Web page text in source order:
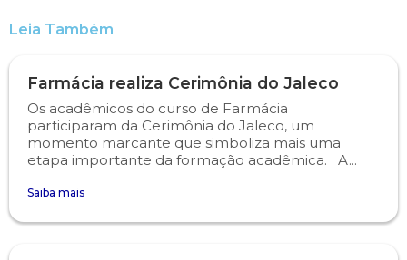
Leia Também
Farmácia realiza Cerimônia do Jaleco
Os acadêmicos do curso de Farmácia
participaram da Cerimônia do Jaleco, um
momento marcante que simboliza mais uma
etapa importante da formação acadêmica. A...
Saiba mais
Fisioterapia
Medicina
Medicina Veterinária
Odontologia
Manual de Trabalhos Acadêmicos
Minha Biblioteca
Núcleo de Apoio Psicopedagógico
Plano de Ensino
Logos Campo Real
NAPP e NAPC
Portal do Egresso
Programa de Monitoria